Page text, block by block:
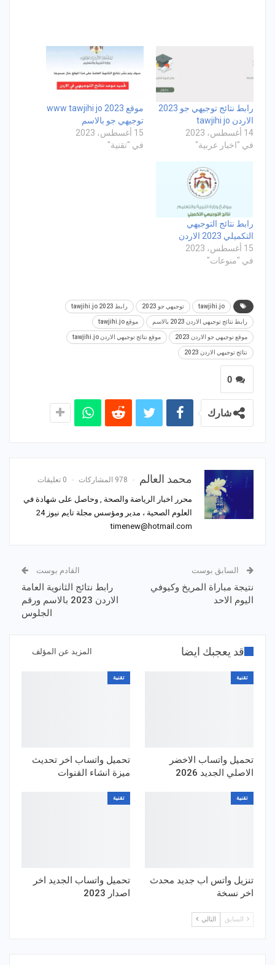
رابط نتائج توجيهي جو 2023
الاردن tawjihi jo
14 أغسطس، 2023
في "اخبار عربية"
موقع www tawjihi jo 2023
توجيهي جو بالاسم
15 أغسطس، 2023
في "تقنية"
رابط نتائج التوجيهي
التكميلي 2023 الاردن
15 أغسطس، 2023
في "منوعات"
tawjihi.jo توجيهي جو 2023 رابط tawjihi.jo 2023
رابط نتائج توجيهي الاردن 2023 بالاسم موقع tawjihi.jo
موقع توجيهي جو الاردن 2023 موقع نتائج توجيهي الاردن tawjihi.jo
نتائج توجيهي الاردن 2023
0
شارك
محمد العالم 978 المشاركات 0 تعليقات
محرر اخبار الرياضة والصحة , وحاصل على شهادة في
العلوم الصحية ، مدير ومؤسس مجلة تايم نيوز 24
timenew@hotmail.com
السابق بوست
نتيجة مباراة المريخ وكيوفي
اليوم الاحد
القادم بوست
رابط نتائج الثانوية العامة
الاردن 2023 بالاسم ورقم
الجلوس
قد يعجبك ايضا المزيد عن المؤلف
تقنية
تحميل واتساب الاخضر
الاصلي الجديد 2026
تقنية
تحميل واتساب اخر تحديث
ميزة انشاء القنوات
تقنية
تنزيل واتس اب جديد محدث
اخر نسخة
تقنية
تحميل واتساب الجديد اخر
اصدار 2023
السابق التالي